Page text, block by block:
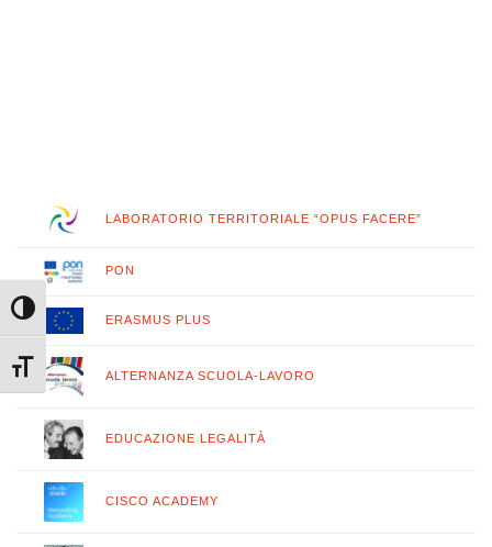
Attiva/disattiva alto contrasto
Attiva/disattiva dimensione testo
LABORATORIO TERRITORIALE “OPUS FACERE”
PON
ERASMUS PLUS
ALTERNANZA SCUOLA-LAVORO
EDUCAZIONE LEGALITÀ
CISCO ACADEMY